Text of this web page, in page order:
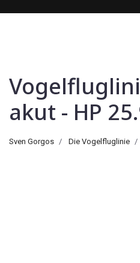
akut - HP
Sven Gorgos Die Vogelfluglinie